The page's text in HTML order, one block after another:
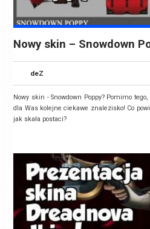
Nowy skin – Snowdown
deZ
Nowy skin - Snowdown Poppy? Pomimo
dla Was kolejne ciekawe znalezisko! Co
jak skała postaci?